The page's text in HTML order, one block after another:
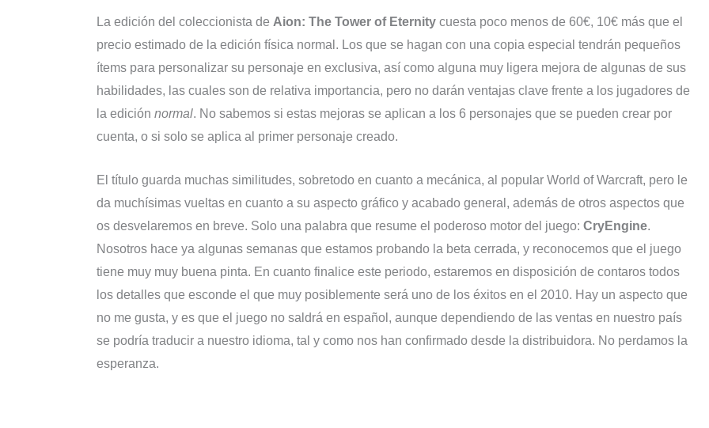
La edición del coleccionista de Aion: The Tower of Eternity cuesta poco menos de 60€, 10€ más que el
precio estimado de la edición física normal. Los que se hagan con una copia especial tendrán pequeños
ítems para personalizar su personaje en exclusiva, así como alguna muy ligera mejora de algunas de sus
habilidades, las cuales son de relativa importancia, pero no darán ventajas clave frente a los jugadores de
la edición normal. No sabemos si estas mejoras se aplican a los 6 personajes que se pueden crear por
cuenta, o si solo se aplica al primer personaje creado.
El título guarda muchas similitudes, sobretodo en cuanto a mecánica, al popular World of Warcraft, pero le
da muchísimas vueltas en cuanto a su aspecto gráfico y acabado general, además de otros aspectos que
os desvelaremos en breve. Solo una palabra que resume el poderoso motor del juego: CryEngine.
Nosotros hace ya algunas semanas que estamos probando la beta cerrada, y reconocemos que el juego
tiene muy muy buena pinta. En cuanto finalice este periodo, estaremos en disposición de contaros todos
los detalles que esconde el que muy posiblemente será uno de los éxitos en el 2010. Hay un aspecto que
no me gusta, y es que el juego no saldrá en español, aunque dependiendo de las ventas en nuestro país
se podría traducir a nuestro idioma, tal y como nos han confirmado desde la distribuidora. No perdamos la
esperanza.